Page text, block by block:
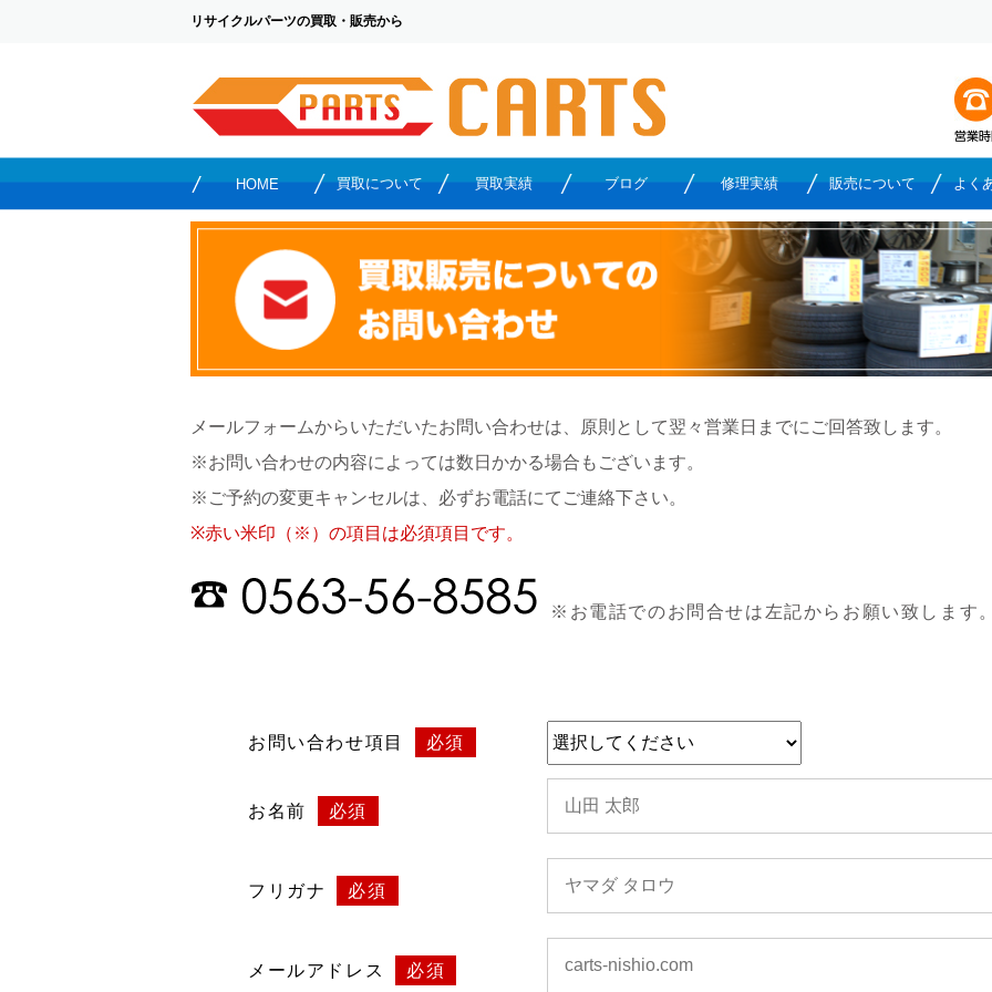
リサイクルパーツの買取・販売から
HOME 買取について 買取実績 ブログ 修理実績 販売について よく
メールフォームからいただいたお問い合わせは、原則として翌々営業日までにご回答致します。
※お問い合わせの内容によっては数日かかる場合もございます。
※ご予約の変更キャンセルは、必ずお電話にてご連絡下さい。
※赤い米印（※）の項目は必須項目です。
※お電話でのお問合せは左記からお願い致します
お問い合わせ項目 必須
お名前 必須
フリガナ 必須
メールアドレス 必須